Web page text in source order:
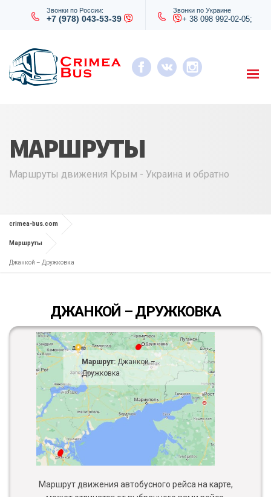
Звонки по России:
+7 (978) 043-53-39
Звонки по Украине
+ 38 098 992-02-05;
МАРШРУТЫ
Маршруты движения Крым - Украина и обратно
crimea-bus.com
Маршруты
Джанкой – Дружковка
ДЖАНКОЙ – ДРУЖКОВКА
Маршрут: Джанкой –
Дружковка
Маршрут движения автобусного рейса на карте,